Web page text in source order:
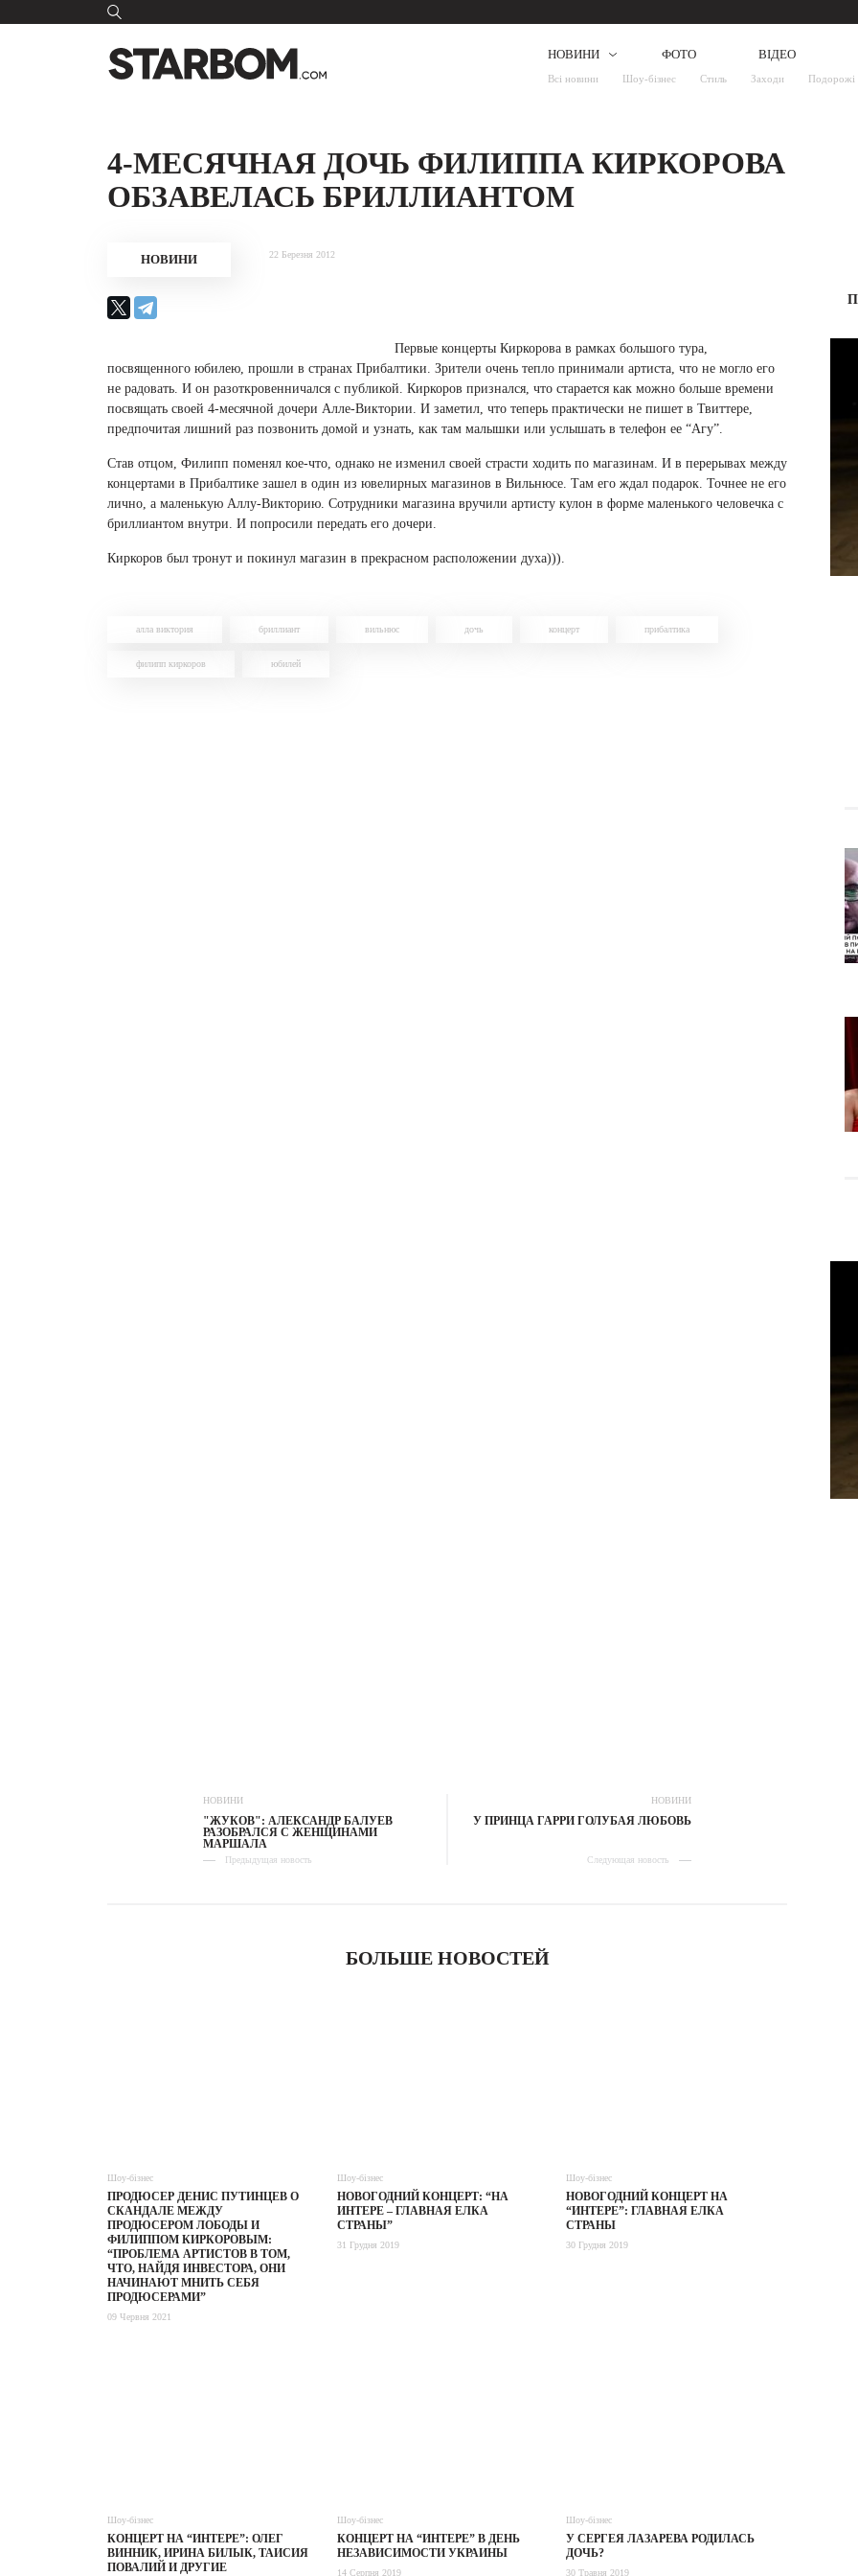
НОВИНИ
Всі новини Шоу-бізнес Стиль Заходи Подорожі
ФОТО ВІДЕО
4-МЕСЯЧНАЯ ДОЧЬ ФИЛИППА КИРКОРОВА
ОБЗАВЕЛАСЬ БРИЛЛИАНТОМ
НОВИНИ 22 Березня 2012
Первые концерты Киркорова в рамках большого тура,
посвященного юбилею, прошли в странах Прибалтики. Зрители очень тепло принимали артиста, что не могло его
не радовать. И он разоткровенничался с публикой. Киркоров признался, что старается как можно больше времени
посвящать своей 4-месячной дочери Алле-Виктории. И заметил, что теперь практически не пишет в Твиттере,
предпочитая лишний раз позвонить домой и узнать, как там малышки или услышать в телефон ее “Агу”.
Став отцом, Филипп поменял кое-что, однако не изменил своей страсти ходить по магазинам. И в перерывах между
концертами в Прибалтике зашел в один из ювелирных магазинов в Вильнюсе. Там его ждал подарок. Точнее не его
лично, а маленькую Аллу-Викторию. Сотрудники магазина вручили артисту кулон в форме маленького человечка с
бриллиантом внутри. И попросили передать его дочери.
Киркоров был тронут и покинул магазин в прекрасном расположении духа))).
алла виктория бриллиант вильнюс дочь концерт прибалтика
филипп киркоров юбилей
НОВИНИ
"ЖУКОВ": АЛЕКСАНДР БАЛУЕВ
РАЗОБРАЛСЯ С ЖЕНЩИНАМИ
МАРШАЛА
Предыдущая новость
НОВИНИ
У ПРИНЦА ГАРРИ ГОЛУБАЯ ЛЮБОВЬ
Следующая новость
БОЛЬШЕ НОВОСТЕЙ
Шоу-бізнес
ПРОДЮСЕР ДЕНИС ПУТИНЦЕВ О
СКАНДАЛЕ МЕЖДУ
ПРОДЮСЕРОМ ЛОБОДЫ И
ФИЛИППОМ КИРКОРОВЫМ:
“ПРОБЛЕМА АРТИСТОВ В ТОМ,
ЧТО, НАЙДЯ ИНВЕСТОРА, ОНИ
НАЧИНАЮТ МНИТЬ СЕБЯ
ПРОДЮСЕРАМИ”
09 Червня 2021
Шоу-бізнес
НОВОГОДНИЙ КОНЦЕРТ: “НА
ИНТЕРЕ – ГЛАВНАЯ ЕЛКА
СТРАНЫ”
31 Грудня 2019
Шоу-бізнес
НОВОГОДНИЙ КОНЦЕРТ НА
“ИНТЕРЕ”: ГЛАВНАЯ ЕЛКА
СТРАНЫ
30 Грудня 2019
Шоу-бізнес
КОНЦЕРТ НА “ИНТЕРЕ”: ОЛЕГ
ВИННИК, ИРИНА БИЛЫК, ТАИСИЯ
ПОВАЛИЙ И ДРУГИЕ
Шоу-бізнес
КОНЦЕРТ НА “ИНТЕРЕ” В ДЕНЬ
НЕЗАВИСИМОСТИ УКРАИНЫ
14 Серпня 2019
Шоу-бізнес
У СЕРГЕЯ ЛАЗАРЕВА РОДИЛАСЬ
ДОЧЬ?
30 Травня 2019